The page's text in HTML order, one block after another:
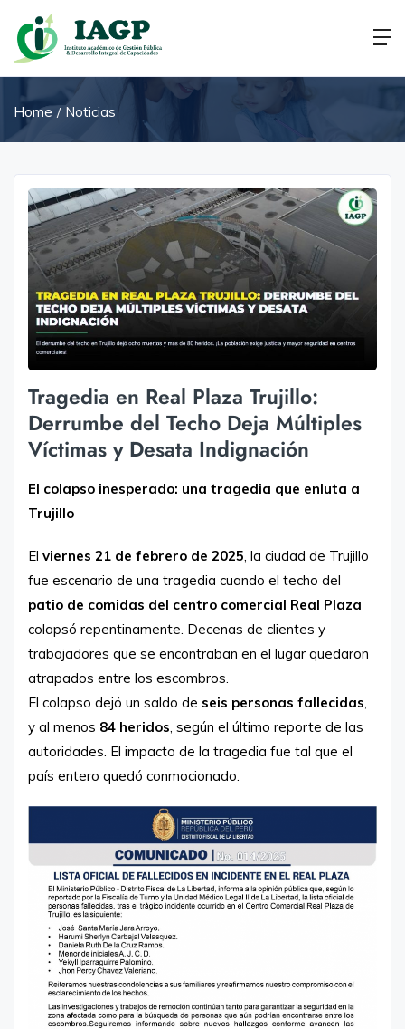
Home Noticias
Tragedia en Real Plaza Trujillo:
Derrumbe del Techo Deja Múltiples
Víctimas y Desata Indignación
El colapso inesperado: una tragedia que enluta a
Trujillo
El viernes 21 de febrero de 2025, la ciudad de Trujillo
fue escenario de una tragedia cuando el techo del
patio de comidas del centro comercial Real Plaza
colapsó repentinamente. Decenas de clientes y
trabajadores que se encontraban en el lugar quedaron
atrapados entre los escombros.
El colapso dejó un saldo de seis personas fallecidas,
y al menos 84 heridos, según el último reporte de las
autoridades. El impacto de la tragedia fue tal que el
país entero quedó conmocionado.